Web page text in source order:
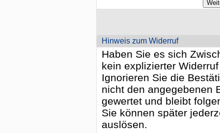
Hinweis zum Widerruf
Haben Sie es sich
kein explizierter
Ignorieren Sie die
nicht den angegebenen
gewertet und bleibt
Sie können später
auslösen.